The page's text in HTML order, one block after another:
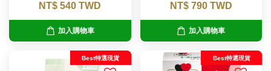
NT$ 540 TWD
加入購物車
NT$ 790 TWD
加入購物車
Best特選現貨 Best特選現貨